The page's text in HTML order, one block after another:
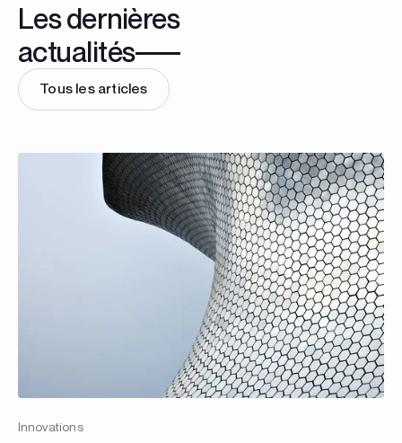
Les dernières
actualités
Tous les articles
Innovations